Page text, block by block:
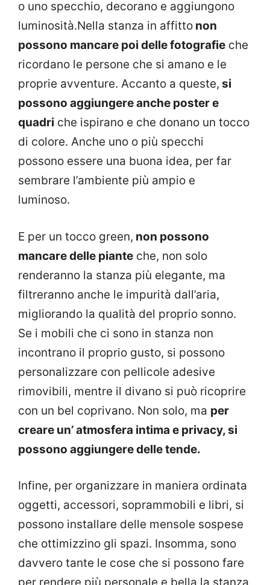
o uno specchio, decorano e aggiungono
luminosità.Nella stanza in affitto non
possono mancare poi delle fotografie che
ricordano le persone che si amano e le
proprie avventure. Accanto a queste, si
possono aggiungere anche poster e
quadri che ispirano e che donano un tocco
di colore. Anche uno o più specchi
possono essere una buona idea, per far
sembrare l’ambiente più ampio e
luminoso.
E per un tocco green, non possono
mancare delle piante che, non solo
renderanno la stanza più elegante, ma
filtreranno anche le impurità dall’aria,
migliorando la qualità del proprio sonno.
Se i mobili che ci sono in stanza non
incontrano il proprio gusto, si possono
personalizzare con pellicole adesive
rimovibili, mentre il divano si può ricoprire
con un bel coprivano. Non solo, ma per
creare un’ atmosfera intima e privacy, si
possono aggiungere delle tende.
Infine, per organizzare in maniera ordinata
oggetti, accessori, soprammobili e libri, si
possono installare delle mensole sospese
che ottimizzino gli spazi. Insomma, sono
davvero tante le cose che si possono fare